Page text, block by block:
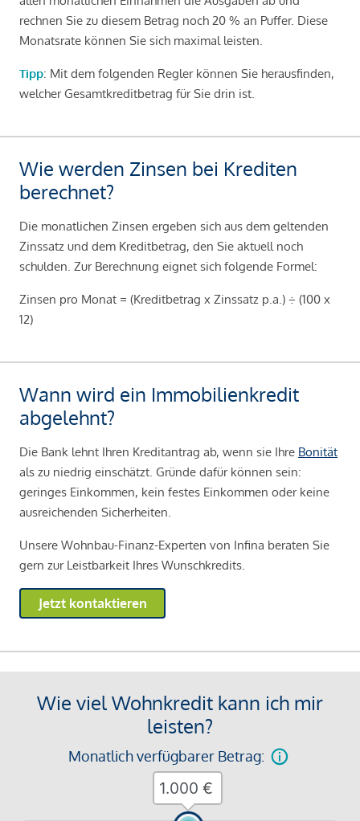
rechnen Sie zu diesem Betrag noch 20 % an Puffer. Diese
Monatsrate können Sie sich maximal leisten.
Tipp: Mit dem folgenden Regler können Sie herausfinden,
welcher Gesamtkreditbetrag für Sie drin ist.
Wie werden Zinsen bei Krediten
berechnet?
Die monatlichen Zinsen ergeben sich aus dem geltenden
Zinssatz und dem Kreditbetrag, den Sie aktuell noch
schulden. Zur Berechnung eignet sich folgende Formel:
Zinsen pro Monat = (Kreditbetrag x Zinssatz p.a.) ÷ (100 x
12)
Wann wird ein Immobilienkredit
abgelehnt?
Die Bank lehnt Ihren Kreditantrag ab, wenn sie Ihre Bonität
als zu niedrig einschätzt. Gründe dafür können sein:
geringes Einkommen, kein festes Einkommen oder keine
ausreichenden Sicherheiten.
Unsere Wohnbau-Finanz-Experten von Infina beraten Sie
gern zur Leistbarkeit Ihres Wunschkredits.
Jetzt kontaktieren
Wie viel Wohnkredit kann ich mir
leisten?
Monatlich verfügbarer Betrag:
€